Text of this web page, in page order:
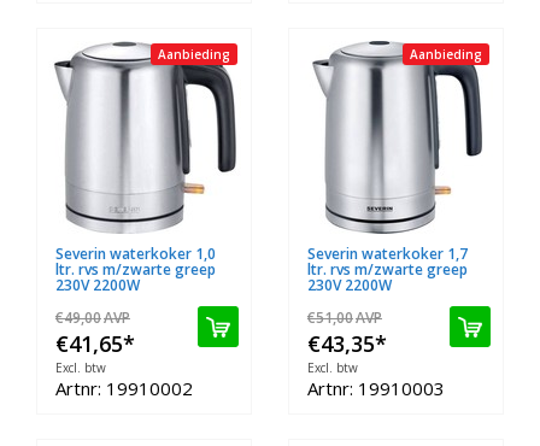
Aanbieding
Severin waterkoker 1,0
ltr. rvs m/zwarte greep
230V 2200W
€49,00AVP
€41,65*
Excl. btw
Artnr: 19910002
Aanbieding
Severin waterkoker 1,7
ltr. rvs m/zwarte greep
230V 2200W
€51,00AVP
€43,35*
Excl. btw
Artnr: 19910003